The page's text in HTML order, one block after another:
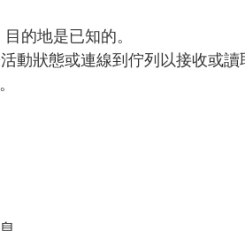
的地是已知的。
動狀態或連線到佇列以接收或讀